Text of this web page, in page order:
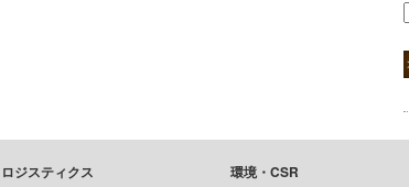
ロジスティクス 環境・CSR